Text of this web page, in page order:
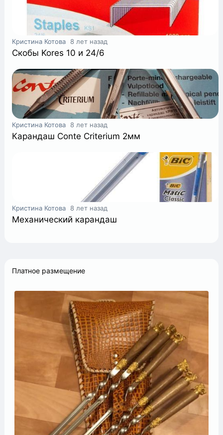
Кристина Котова 8 лет назад
Скобы Kores 10 и 24/6
Кристина Котова 8 лет назад
Карандаш Conte Criterium 2мм
Кристина Котова 8 лет назад
Механический карандаш
Платное размещение